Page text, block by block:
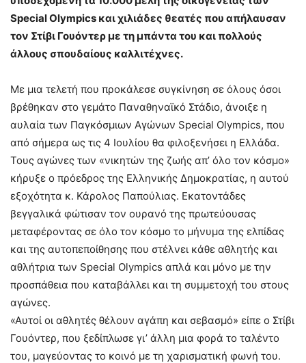
SpecialOlympics και χιλιάδες θεατές που απήλαυσαν
τον Στίβι Γουόντερ με τη μπάντα του και πολλούς
άλλους σπουδαίους καλλιτέχνες.
Με μια τελετή που προκάλεσε συγκίνηση σε όλους όσοι
βρέθηκαν στο γεμάτο Παναθηναϊκό Στάδιο, άνοιξε η
αυλαία των Παγκόσμιων Αγώνων Special Olympics, που
από σήμερα ως τις 4 Ιουλίου θα φιλοξενήσει η Ελλάδα.
Τους αγώνες των «νικητών της ζωής απ’ όλο τον κόσμο»
κήρυξε ο πρόεδρος της Ελληνικής Δημοκρατίας, η αυτού
εξοχότητα κ. Κάρολος Παπούλιας. Εκατοντάδες
βεγγαλικά φώτισαν τον ουρανό της πρωτεύουσας
μεταφέροντας σε όλο τον κόσμο το μήνυμα της ελπίδας
και της αυτοπεποίθησης που στέλνει κάθε αθλητής και
αθλήτρια των Special Olympics απλά και μόνο με την
προσπάθεια που καταβάλλει και τη συμμετοχή του στους
αγώνες.
«Αυτοί οι αθλητές θέλουν αγάπη και σεβασμό» είπε ο Στίβι
Γουόντερ, που ξεδίπλωσε γι’ άλλη μια φορά το ταλέντο
του, μαγεύοντας το κοινό με τη χαρισματική φωνή του.